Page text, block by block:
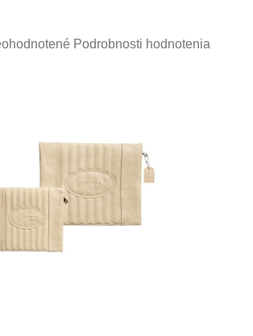
Podrobnosti hodnotenia